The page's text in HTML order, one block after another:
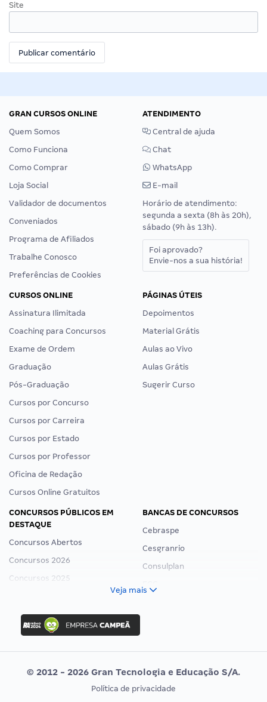
Site
GRAN CURSOS ONLINE
Quem Somos
Como Funciona
Como Comprar
Loja Social
Validador de documentos
Conveniados
Programa de Afiliados
Trabalhe Conosco
Preferências de Cookies
ATENDIMENTO
Central de ajuda
Chat
WhatsApp
E-mail
Horário de atendimento:
segunda a sexta (8h às 20h),
sábado (9h às 13h).
Foi aprovado?
Envie-nos a sua história!
CURSOS ONLINE
Assinatura Ilimitada
Coaching para Concursos
Exame de Ordem
Graduação
Pós-Graduação
Cursos por Concurso
Cursos por Carreira
Cursos por Estado
Cursos por Professor
Oficina de Redação
Cursos Online Gratuitos
PÁGINAS ÚTEIS
Depoimentos
Material Grátis
Aulas ao Vivo
Aulas Grátis
Sugerir Curso
CONCURSOS PÚBLICOS EM
DESTAQUE
Concursos Abertos
Concursos 2026
Concursos 2025
Concurso Ibama
Concurso MPU
Editais publicados
BANCAS DE CONCURSOS
Cebraspe
Cesgranrio
Consulplan
Vunesp
CONCURSOS POR PROFISSÃO EXAME DE ORDEM
Veja mais
© 2012 - 2026 Gran Tecnologia e Educação S/A.
Política de privacidade